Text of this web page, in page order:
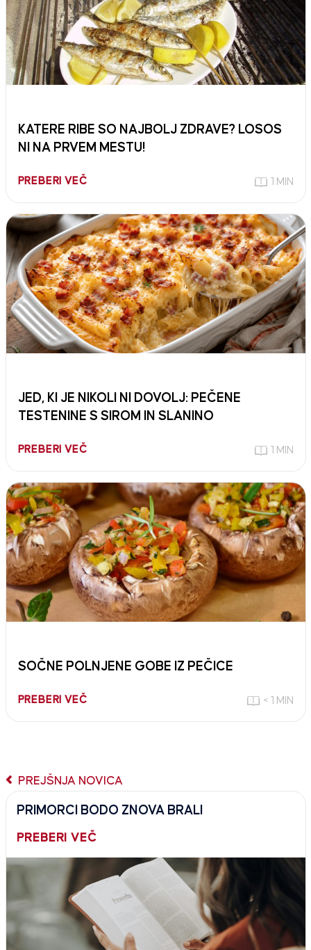
KATERE RIBE SO NAJBOLJ ZDRAVE? LOSOS
NI NA PRVEM MESTU!
PREBERI VEČ 1 MIN
JED, KI JE NIKOLI NI DOVOLJ: PEČENE
TESTENINE S SIROM IN SLANINO
PREBERI VEČ 1 MIN
SOČNE POLNJENE GOBE IZ PEČICE
PREBERI VEČ < 1 MIN
PREJŠNJA NOVICA
PRIMORCI BODO ZNOVA BRALI
PREBERI VEČ